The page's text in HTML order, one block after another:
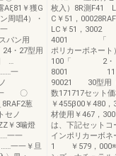
￥獲G
唱4）・
一
ン用
27型用
一
〇
葱
ノ
￥3噛燈
一
一￥旦
枚入）8R測F41
C￥51，
LC￥51，3002
4001 「
ポリカーボネー
100「 2・ 27
8001 11 30型
90021 30型用
数171717セット
￥455β00￥480
材使用￥467，
は、下記セットコ
インポリカーボ
1 ￥579，000※